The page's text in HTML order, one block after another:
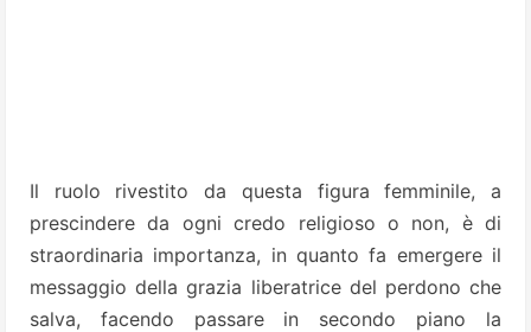
Il ruolo rivestito da questa figura femminile, a
prescindere da ogni credo religioso o non, è di
straordinaria importanza, in quanto fa emergere il
messaggio della grazia liberatrice del perdono che
salva, facendo passare in secondo piano la